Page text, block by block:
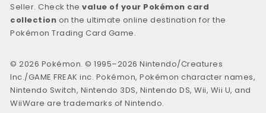
Seller. Check thevalue of your Pokémon card
collection on the ultimate online destination for the
Pokémon Trading Card Game.
© 2026 Pokémon. © 1995–2026 Nintendo/Creatures
Inc./GAME FREAK inc. Pokémon, Pokémon character names,
Nintendo Switch, Nintendo 3DS, Nintendo DS, Wii, Wii U, and
WiiWare are trademarks of Nintendo.